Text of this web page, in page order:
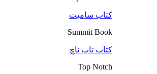
کتاب سامیت
Summit Book
کتاب تاپ ناچ
Top Notch